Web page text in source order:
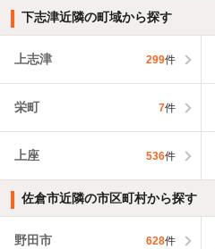
下志津近隣の町域から探す
上志津 299件
栄町 7件
上座 536件
佐倉市近隣の市区町村から探す
野田市 628件